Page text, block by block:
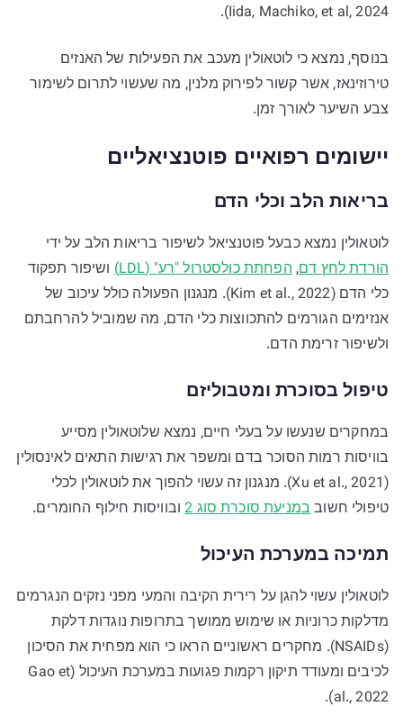
2024 ,Iida, Machiko, et al).
בנוסף, נמצא כי לוטאולין מעכב את הפעילות של האנזים
טירוזינאז, אשר קשור לפירוק מלנין, מה שעשוי לתרום לשימור
צבע השיער לאורך זמן.
יישומים רפואיים פוטנציאליים
בריאות הלב וכלי הדם
לוטאולין נמצא כבעל פוטנציאל לשיפור בריאות הלב על ידי
הורדת לחץ דם,הפחתת כולסטרול "רע" (LDL)
ושיפור תפקוד
כלי הדם (Kim et al., 2022). מנגנון הפעולה כולל עיכוב של
אנזימים הגורמים להתכווצות כלי הדם, מה שמוביל להרחבתם
ולשיפור זרימת הדם.
טיפול בסוכרת ומטבוליזם
במחקרים שנעשו על בעלי חיים, נמצא שלוטאולין מסייע
בוויסות רמות הסוכר בדם ומשפר את רגישות התאים לאינסולין
(Xu et al., 2021). מנגנון זה עשוי להפוך את לוטאולין לכלי
טיפולי חשובבמניעת סוכרת סוג 2 ובוויסות חילוף החומרים.
תמיכה במערכת העיכול
לוטאולין עשוי להגן על רירית הקיבה והמעי מפני נזקים הנגרמים
מדלקות כרוניות או שימוש ממושך בתרופות נוגדות דלקת
(NSAIDs). מחקרים ראשוניים הראו כי הוא מפחית את הסיכון
לכיבים ומעודד תיקון רקמות פגועות במערכת העיכול (Gao et
al., 2022).